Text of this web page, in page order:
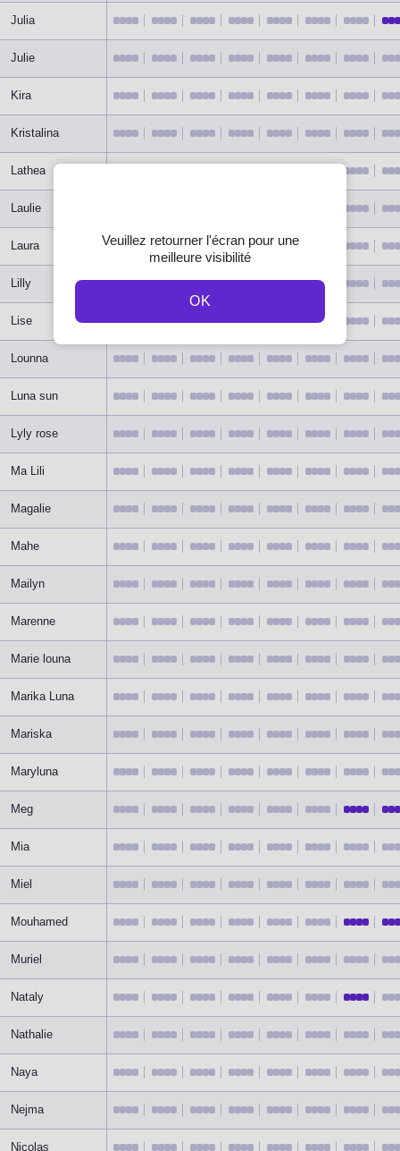
Julia
Julie
Kira
Kristalina
Lathea
Laulie
Laura
Lilly
Lise
Lounna
Luna sun
Lyly rose
Ma Lili
Magalie
Mahe
Mailyn
Marenne
Marie louna
Marika Luna
Mariska
Maryluna
Meg
Mia
Miel
Mouhamed
Muriel
Nataly
Nathalie
Naya
Nejma
Nicolas
Veuillez retourner l'écran pour une
meilleure visibilité
OK